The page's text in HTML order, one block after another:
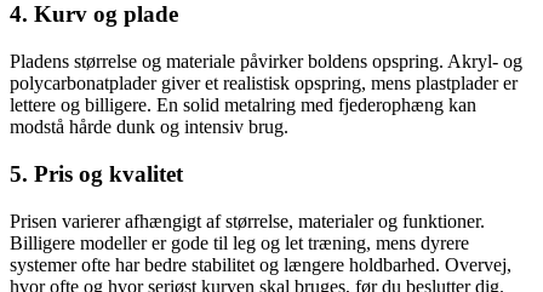
4. Kurv og plade
Pladens størrelse og materiale påvirker boldens opspring. Akryl- og
polycarbonatplader giver et realistisk opspring, mens plastplader er
lettere og billigere. En solid metalring med fjederophæng kan
modstå hårde dunk og intensiv brug.
5. Pris og kvalitet
Prisen varierer afhængigt af størrelse, materialer og funktioner.
Billigere modeller er gode til leg og let træning, mens dyrere
systemer ofte har bedre stabilitet og længere holdbarhed. Overvej,
hvor ofte og hvor seriøst kurven skal bruges, før du beslutter dig.